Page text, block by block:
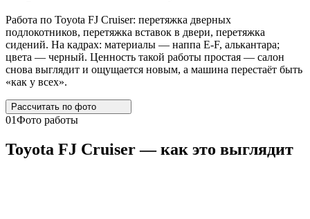
Работа по Toyota FJ Cruiser: перетяжка дверных
подлокотников, перетяжка вставок в двери, перетяжка
сидений. На кадрах: материалы — наппа E-F, алькантара;
цвета — черный. Ценность такой работы простая — салон
снова выглядит и ощущается новым, а машина перестаёт быть
«как у всех».
Рассчитать по фото
01Фото работы
Toyota FJ Cruiser— как это выглядит